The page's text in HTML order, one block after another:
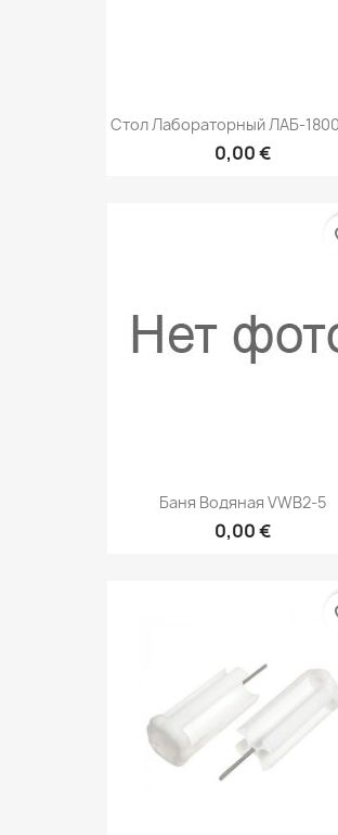
Стол Лабораторный ЛАБ-
0,00 €
Баня Водяная VWB2-5
0,00 €